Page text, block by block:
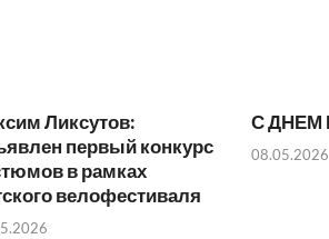
Ликсутов:
первый конкурс
в рамках
велофестиваля
С
08.05.2026